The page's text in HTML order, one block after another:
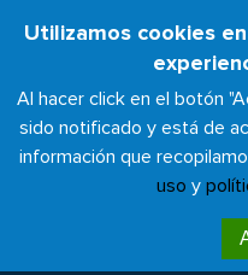
Utilizamos cookies
Al hacer click en el botón
sido notificado y está de
información que
uso y
principal
liderazgo: